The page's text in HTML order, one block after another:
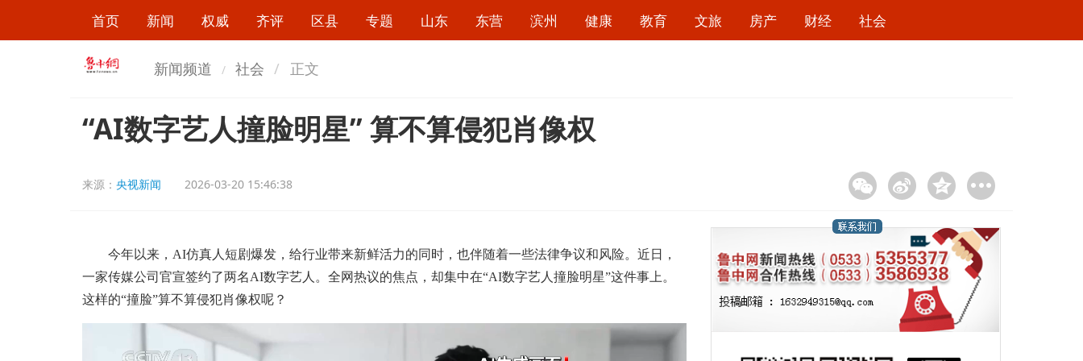
首页 新闻 权威 齐评 区县 专题 山东 东营 滨州 健康 教育 文旅 房产 财经 社会
新闻频道 社会 正文
“AI数字艺人撞脸明星” 算不算侵犯肖像权
来源： 央视新闻 2026-03-20 15:46:38
今年以来，AI仿真人短剧爆发，给行业带来新鲜活力的同时，也伴随着一些法律争议和风险。近日，
一家传媒公司官宣签约了两名AI数字艺人。全网热议的焦点，却集中在“AI数字艺人撞脸明星”这件事上。
这样的“撞脸”算不算侵犯肖像权呢？